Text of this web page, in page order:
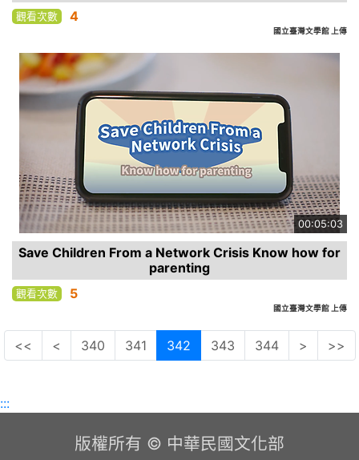
觀看次數 4
國立臺灣文學館 上傳
00:05:03
Save Children From a Network Crisis Know how for
parenting
觀看次數 5
國立臺灣文學館 上傳
<< < 340 341 342 343 344 > >>
:::
版權所有 © 中華民國文化部